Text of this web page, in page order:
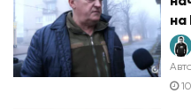
на